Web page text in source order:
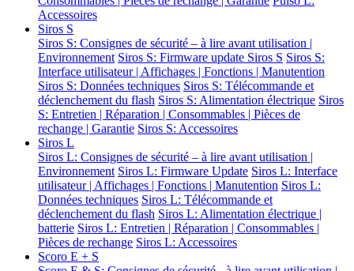
Accessoires
Siros S
Siros S: Consignes de sécurité – à lire avant utilisation |
Environnement Siros S: Firmware update Siros S Siros S:
Interface utilisateur | Affichages | Fonctions | Manutention
Siros S: Données techniques Siros S: Télécommande et
déclenchement du flash Siros S: Alimentation électrique Siros
S: Entretien | Réparation | Consommables | Pièces de
rechange | Garantie Siros S: Accessoires
Siros L
Siros L: Consignes de sécurité – à lire avant utilisation |
Environnement Siros L: Firmware Update Siros L: Interface
utilisateur | Affichages | Fonctions | Manutention Siros L:
Données techniques Siros L: Télécommande et
déclenchement du flash Siros L: Alimentation électrique |
batterie Siros L: Entretien | Réparation | Consommables |
Pièces de rechange Siros L: Accessoires
Scoro E + S